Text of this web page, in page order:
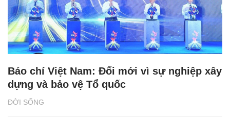
ĐỜI SỐNG
Báo chí Việt Nam: Đổi mới vì sự nghiệp xây
dựng và bảo vệ Tổ quốc